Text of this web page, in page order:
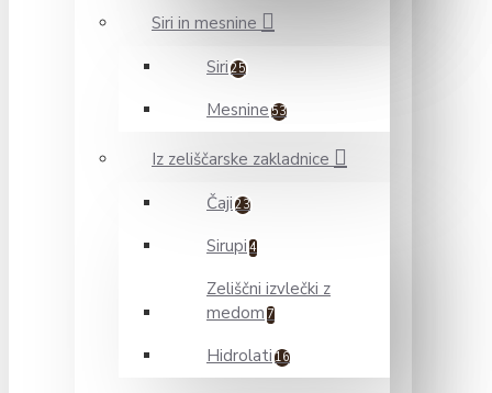
Siri in mesnine
Siri 25
Mesnine 53
Iz zeliščarske zakladnice
Čaji 23
Sirupi 4
Zeliščni izvlečki z
medom 7
Hidrolati 16